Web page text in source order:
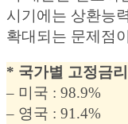
시기에는 상환능
확대되는 문제점
* 국가별 고정금
– 미국 : 98.9%
– 영국 : 91.4%